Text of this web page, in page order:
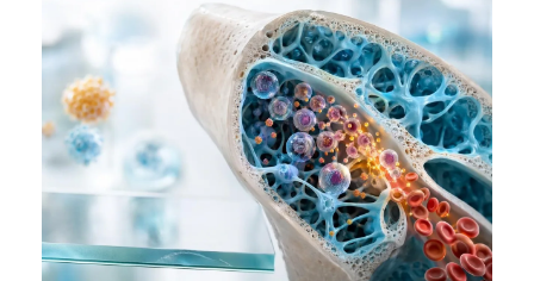
Azərbaycan dili
日本語
Čeština
ქართული
Русский
Lietuvių kalba